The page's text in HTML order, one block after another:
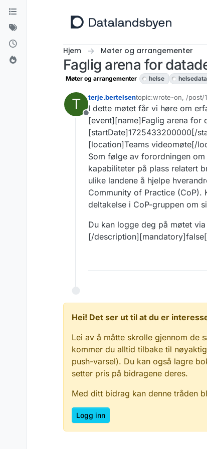
Hopp til innhold
Hjem Møter og arrangementer
Faglig arena for
Møter og arrangementer helse helsedata
T
Frakoblet
terje.bertelsentopic:wrote-on, /post/
Sist endret av
I dette møtet får vi høre om
[event][name]Faglig arena
[startDate]1725433200000[/
[location]Teams videomøte[/
Som følge av forordningen
kapabiliteter på plass relatert
ulike landene å hjelpe
Community of Practice
deltakelse i CoP-gruppen om
Du kan logge deg på møtet
[/
Hei! Det ser ut til at du er
Lei av å måtte skrolle gjennom de
kommer du alltid tilbake til
push-varsel). Du kan også lagre
setter pris på bidragene deres.
Med ditt bidrag kan denne tråden
Logg inn